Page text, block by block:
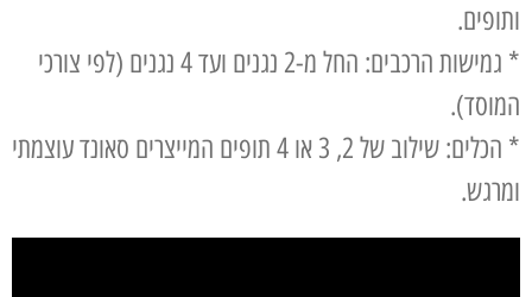
ותופים.
* גמישות הרכבים: החל מ-2 נגנים ועד 4 נגנים (לפי צורכי
המוסד).
* הכלים: שילוב של 2, 3 או 4 תופים המייצרים סאונד עוצמתי
ומרגש.